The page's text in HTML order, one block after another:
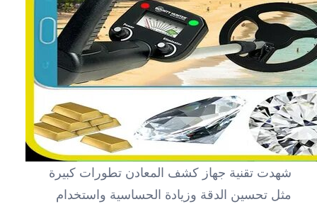
شهدت تقنية جهاز كشف المعادن تطورات كبيرة
مثل تحسين الدقة وزيادة الحساسية واستخدام